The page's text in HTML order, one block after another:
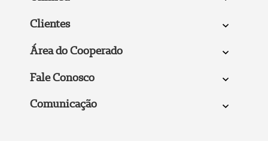
Clientes
Área do Cooperado
Fale Conosco
Comunicação